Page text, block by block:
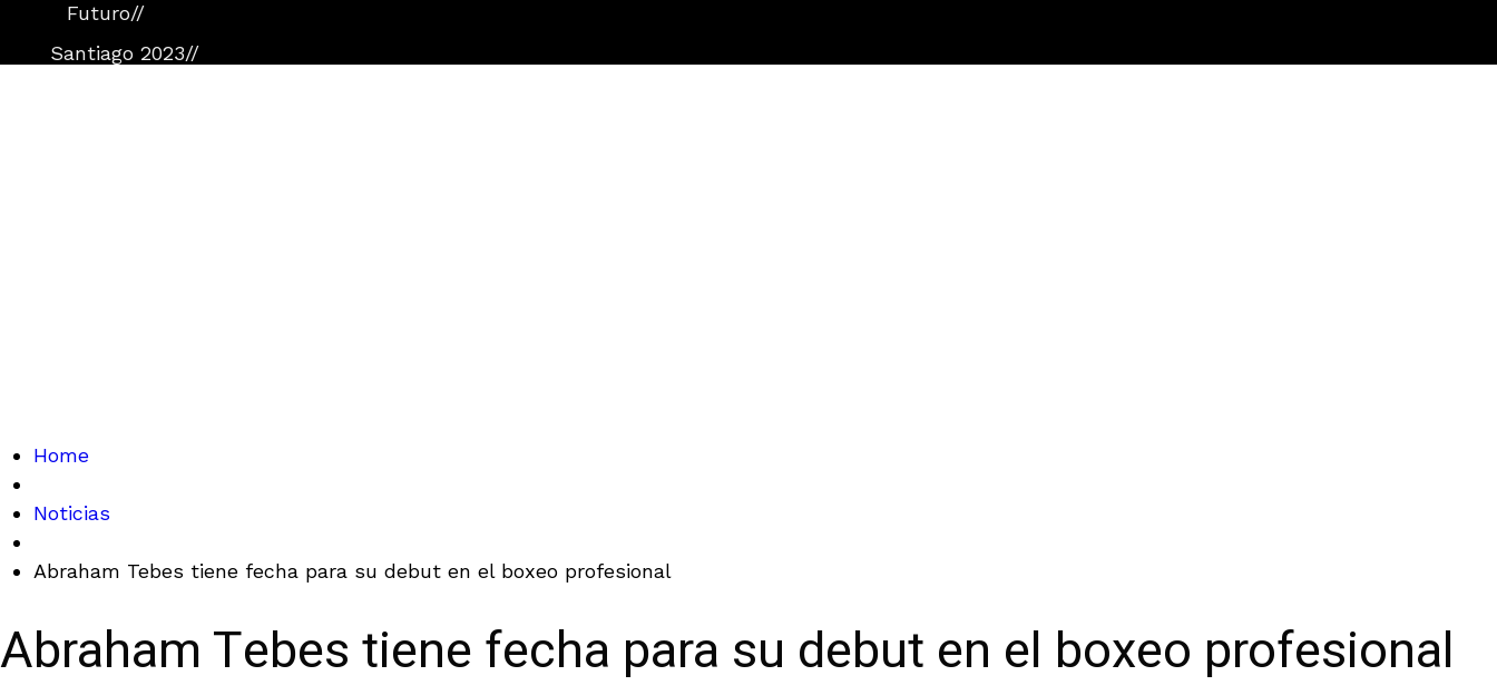
Futuro//
Santiago 2023//
Home
Noticias
Abraham Tebes tiene fecha para su debut en el boxeo profesional
Abraham Tebes tiene fecha para su debut en el boxeo profesional